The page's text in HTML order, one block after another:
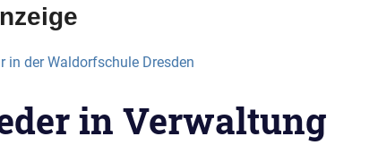
in Verwaltung